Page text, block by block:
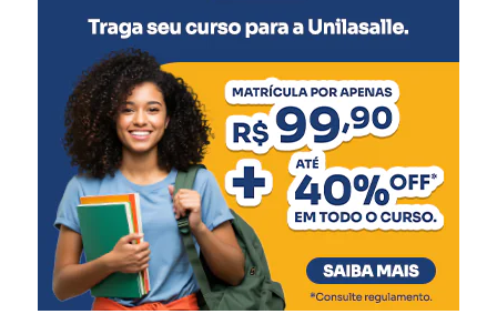
“O acolhimento
institucional exige uma
estrutura adequada e um
ambiente que transmita
cuidado e segurança. Este
novo espaço amplia nossa
capacidade de atendimento
e garante mais qualidade